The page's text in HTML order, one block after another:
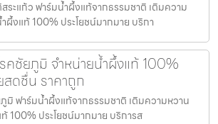
ระแก้ว ฟาร์มน้ำผึ้งแท้จากธรรมชาติ เติมความ
ผึ้งแท้ 100% ประโยชน์มากมาย บริกา
คชัยภูมิ จำหน่ายน้ำผึ้งแท้ 100%
ดชื่น ราคาถูก
มิ ฟาร์มน้ำผึ้งแท้จากธรรมชาติ เติมความหวาน
100% ประโยชน์มากมาย บริการส